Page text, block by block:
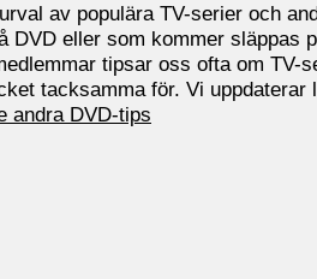
av populära TV-serier och
DVD eller som kommer släppas
tipsar oss ofta om TV-
tacksamma för. Vi uppdaterar
andra DVD-tips